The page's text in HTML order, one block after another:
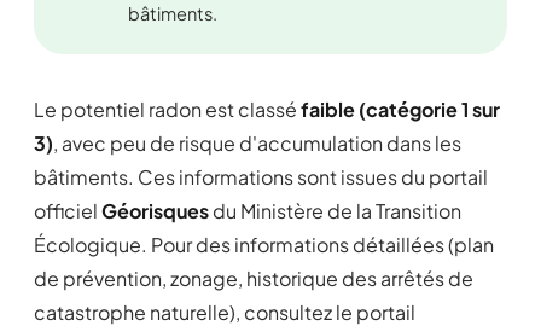
bâtiments.
Le potentiel radon est classéfaible (catégorie 1 sur
3), avec peu de risque d'accumulation dans les
bâtiments. Ces informations sont issues du portail
officielGéorisquesdu Ministère de la Transition
Écologique. Pour des informations détaillées (plan
de prévention, zonage, historique des arrêtés de
catastrophe naturelle), consultez le portail